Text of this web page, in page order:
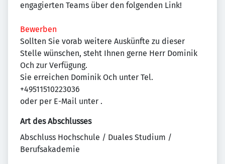
engagierten Teams über den folgenden Link!
Bewerben
Sollten Sie vorab weitere Auskünfte zu dieser
Stelle wünschen, steht Ihnen gerne Herr Dominik
Och zur Verfügung.
Sie erreichen Dominik Och unter Tel.
+49511510223036
oder per E-Mail unter .
Art des Abschlusses
Abschluss Hochschule / Duales Studium /
Berufsakademie